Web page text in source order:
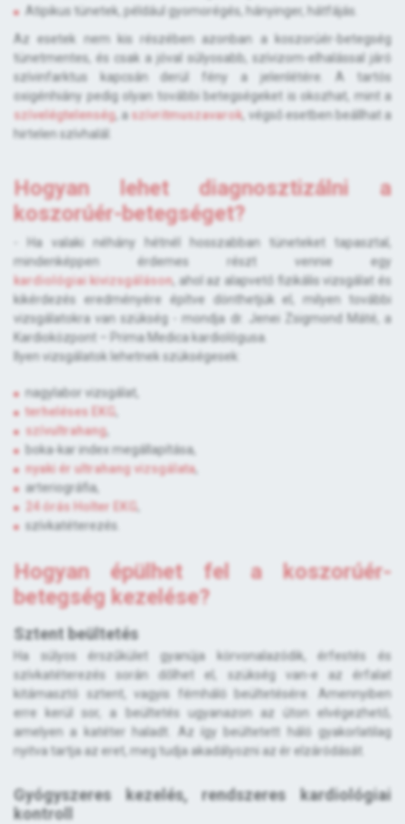
Atipikus tünetek, például gyomorégés, hányinger, hátfájás.
Az esetek nem kis részében azonban a koszorúér-betegség
tünetmentes, és csak a jóval súlyosabb, szívizom-elhalással járó
szívinfarktus kapcsán derül fény a jelenlétére. A tartós
oxigénhiány pedig olyan további betegségeket is okozhat, mint a
szívelégtelenség, a szívritmuszavarok, végső esetben beállhat a
hirtelen szívhalál.
Hogyan lehet diagnosztizálni a
koszorúér-betegséget?
- Ha valaki néhány hétnél hosszabban tüneteket tapasztal,
mindenképpen érdemes részt vennie egy
kardiológiai kivizsgáláson, ahol az alapvető fizikális vizsgálat és
kikérdezés eredményére építve dönthetjük el, milyen további
vizsgálatokra van szükség - mondja dr. Jenei Zsigmond Máté, a
Kardioközpont – Prima Medica kardiológusa.
Ilyen vizsgálatok lehetnek szükségesek:
nagylabor vizsgálat,
terheléses EKG
szívultrahang,
boka-kar index megállapítása,
nyaki ér ultrahang vizsgálata,
arteriográfia,
24 órás Holter EKG
szívkatéterezés.
Hogyan épülhet fel a koszorúér-
betegség kezelése?
Sztent beültetés
Ha súlyos érszűkület gyanúja körvonalazódik, érfestés és
szívkatéterezés során dőlhet el, szükség van-e az érfalat
kitámasztó sztent, vagyis fémháló beültetésére. Amennyiben
erre kerül sor, a beültetés ugyanazon az úton elvégezhető,
amelyen a katéter haladt. Az így beültetett háló gyakorlatilag
nyitva tartja az eret, meg tudja akadályozni az ér elzáródását.
Gyógyszeres kezelés, rendszeres kardiológiai
kontroll